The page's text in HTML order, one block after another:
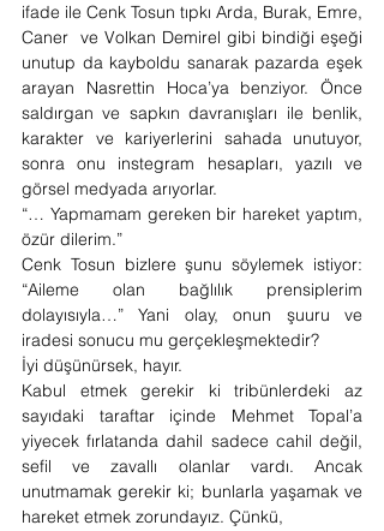
ifade ile Cenk Tosun tıpkı Arda, Burak, Emre,
Caner  ve Volkan Demirel gibi bindiği eşeği
unutup da kayboldu sanarak pazarda eşek
arayan Nasrettin Hoca’ya benziyor. Önce
saldırgan ve sapkın davranışları ile benlik,
karakter ve kariyerlerini sahada unutuyor,
sonra onu instegram hesapları, yazılı ve
görsel medyada arıyorlar.
“… Yapmamam gereken bir hareket yaptım,
özür dilerim.”
Cenk Tosun bizlere şunu söylemek istiyor:
“Aileme olan bağlılık prensiplerim
dolayısıyla…” Yani olay, onun şuuru ve
iradesi sonucu mu gerçekleşmektedir?
İyi düşünürsek, hayır.
Kabul etmek gerekir ki tribünlerdeki az
sayıdaki taraftar içinde Mehmet Topal’a
yiyecek fırlatanda dahil sadece cahil değil,
sefil ve zavallı olanlar vardı. Ancak
unutmamak gerekir ki; bunlarla yaşamak ve
hareket etmek zorundayız. Çünkü,